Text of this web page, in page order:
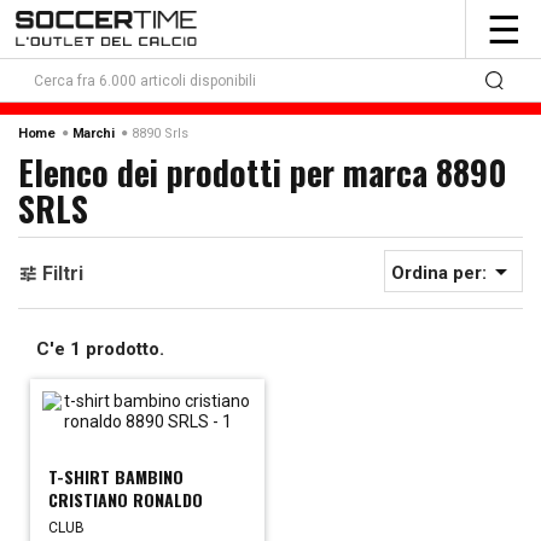
☰
Home Marchi 8890 Srls
Elenco dei prodotti per marca 8890
SRLS
Filtri Ordina per: 
C'e 1 prodotto.
T-SHIRT BAMBINO
CRISTIANO RONALDO
CLUB